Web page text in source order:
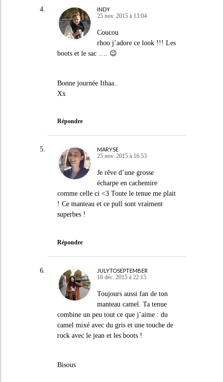
INDY
25 nov. 2015 à 13:04
Coucou
rhoo j’adore ce look !!! Les
boots et le sac …. 😉
Bonne journée Ithaa..
Xx
Répondre
MARYSE
25 nov. 2015 à 16:53
Je rêve d’une grosse
écharpe en cachemire
comme celle ci <3 Toute le tenue me plait
! Ce manteau et ce pull sont vraiment
superbes !
Répondre
JULYTOSEPTEMBER
16 déc. 2015 à 22:15
Toujours aussi fan de ton
manteau camel. Ta tenue
combine un peu tout ce que j’aime : du
camel mixé avec du gris et une touche de
rock avec le jean et les boots !
Bisous